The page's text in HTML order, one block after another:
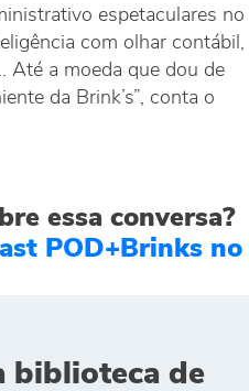
espetaculares no
com olhar contábil,
Até a moeda que dou de
da Brink’s”, conta o
essa conversa?
POD+Brinks no
biblioteca de